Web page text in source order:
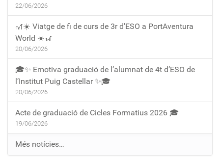
22/06/2026
🎢☀️ Viatge de fi de curs de 3r d’ESO a PortAventura
World ☀️🎢
20/06/2026
🎓✨ Emotiva graduació de l’alumnat de 4t d’ESO de
l’Institut Puig Castellar ✨🎓
20/06/2026
Acte de graduació de Cicles Formatius 2026 🎓
19/06/2026
Més notícies…